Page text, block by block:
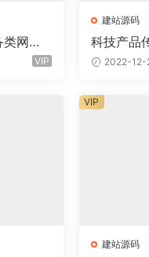
网站e
VIP
建站源码
科技产品
s模板(自
2022-12-
建站源码
VIP